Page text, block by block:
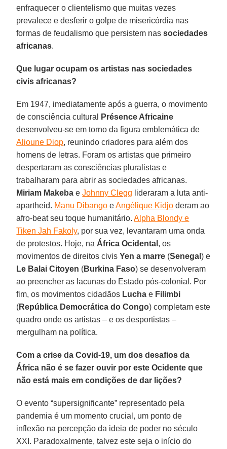
enfraquecer o clientelismo que muitas vezes
prevalece e desferir o golpe de misericórdia nas
formas de feudalismo que persistem nassociedades
africanas.
Que lugar ocupam os artistas nas sociedades
civis africanas?
Em 1947, imediatamente após a guerra, o movimento
de consciência cultural
Présence Africaine
desenvolveu-se em torno da figura emblemática de
Alioune Diop, reunindo criadores para além dos
homens de letras. Foram os artistas que primeiro
despertaram as consciências pluralistas e
trabalharam para abrir as sociedades africanas.
Miriam Makeba eJohnny Clegg lideraram a luta anti-
apartheid. Manu Dibango eAngélique Kidjo deram ao
afro-beat seu toque humanitário.Alpha Blondy e
Tiken Jah Fakoly, por sua vez, levantaram uma onda
de protestos. Hoje, na África Ocidental , os
movimentos de direitos civisYen a marre (Senegal) e
Le Balai Citoyen (Burkina Faso) se desenvolveram
ao preencher as lacunas do Estado pós-colonial. Por
fim, os movimentos cidadãos Lucha e Filimbi
(República Democrática do Congo) completam este
quadro onde os artistas – e os desportistas –
mergulham na política.
Com a crise da Covid-19, um dos desafios da
África não é se fazer ouvir por este Ocidente que
não está mais em condições de dar lições?
O evento “supersignificante” representado pela
pandemia é um momento crucial, um ponto de
inflexão na percepção da ideia de poder no século
XXI. Paradoxalmente, talvez este seja o início do